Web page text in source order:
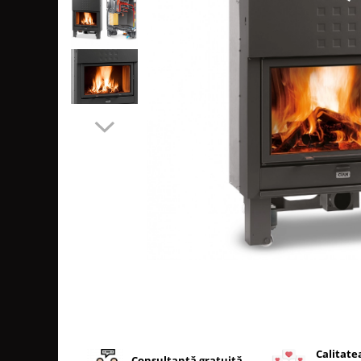
SEMINEE SUSPENDATE PE LEMNE
SOBE DE GĂTIT PE LEMNE
COSURI DE FUM
COSURI INOX PROFESIONALE
Schiedel Permeter Negru